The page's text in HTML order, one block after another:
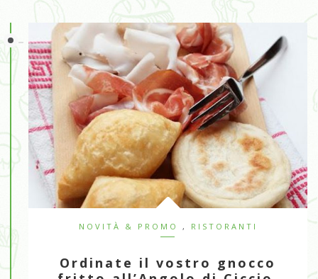
NOVITÀ & PROMO , RISTORANTI
Ordinate il vostro gnocco